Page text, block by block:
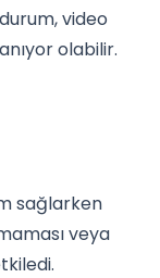
video
olabilir.
sağlarken
veya